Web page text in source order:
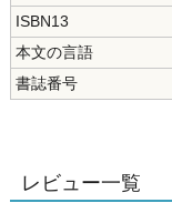
ISBN13
本文の言語
書誌番号
レビュー一覧